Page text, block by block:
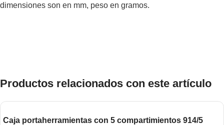
dimensiones son en mm, peso en gramos.
Productos relacionados con este artículo
Caja portaherramientas con 5 compartimientos 914/5